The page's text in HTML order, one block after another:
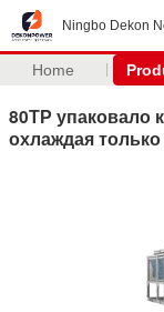
Ningbo Dekon
Home
80ТР упаковало
охлаждая